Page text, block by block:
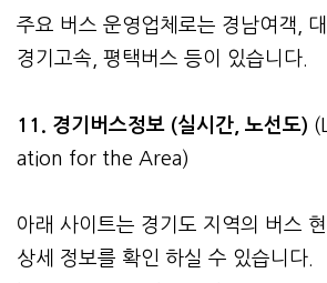
주요 버스 운영업체로는 경남여객,
경기고속, 평택버스 등이 있습니다.
11. 경기버스정보 (실시간, 노선도)
ation for the Area)
아래 사이트는 경기도 지역의 버스
상세 정보를 확인 하실 수 있습니다.